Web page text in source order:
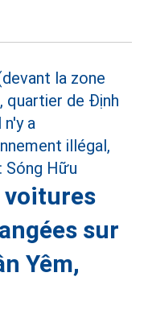
voitures
sur
Yêm,